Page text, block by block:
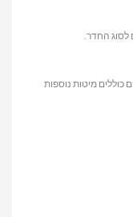
לסוג החדר.
כוללים מיטות נוספות